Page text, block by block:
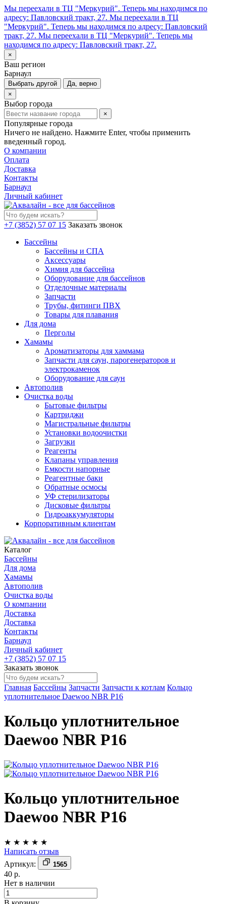
Мы переехали в ТЦ "Меркурий". Теперь мы находимся по
адресу: Павловский тракт, 27. Мы переехали в ТЦ
"Меркурий". Теперь мы находимся по адресу: Павловский
тракт, 27. Мы переехали в ТЦ "Меркурий". Теперь мы
находимся по адресу: Павловский тракт, 27.
×
Ваш регион
Барнаул
Выбрать другой
Да, верно
×
Выбор города
×
Популярные города
Ничего не найдено. Нажмите Enter, чтобы применить
введенный город.
О компании
Оплата
Доставка
Контакты
Барнаул
Личный кабинет
+7 (3852) 57 07 15 Заказать звонок
Бассейны
Бассейны и СПА
Аксессуары
Химия для бассейна
Оборудование для бассейнов
Отделочные материалы
Запчасти
Трубы, фитинги ПВХ
Товары для плавания
Для дома
Перголы
Хамамы
Ароматизаторы для хаммама
Запчасти для саун, парогенераторов и
электрокаменок
Оборудование для саун
Автополив
Очистка воды
Бытовые фильтры
Картриджи
Магистральные фильтры
Установки водоочистки
Загрузки
Реагенты
Клапаны управления
Емкости напорные
Реагентные баки
Обратные осмосы
УФ стерилизаторы
Дисковые фильтры
Гидроаккумуляторы
Корпоративным клиентам
Каталог
Бассейны
Для дома
Хамамы
Автополив
Очистка воды
О компании
Доставка
Доставка
Контакты
Барнаул
Личный кабинет
+7 (3852) 57 07 15
Заказать звонок
Главная Бассейны Запчасти Запчасти к котлам Кольцо
уплотнительное Daewoo NBR P16
Кольцо уплотнительное
Daewoo NBR P16
Кольцо уплотнительное
Daewoo NBR P16
★ ★ ★ ★ ★
Написать отзыв
Артикул:
1565
40 р.
Нет в наличии